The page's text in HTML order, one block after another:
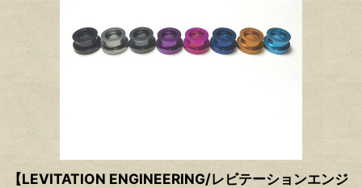
【LEVITATION ENGINEERING/レビテーションエンジ